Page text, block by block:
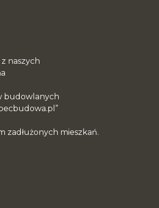
naszych
budowlanych
zadłużonych mieszkań.